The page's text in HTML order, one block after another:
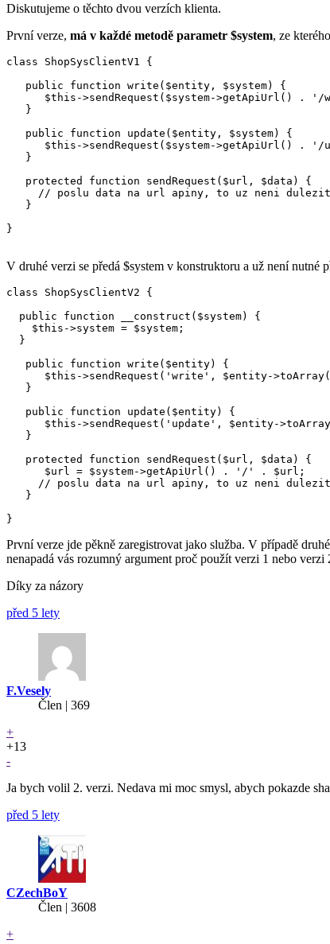
Diskutujeme o těchto dvou verzích klienta.
První verze, má v každé metodě parametr $system, ze
class ShopSysClientV1 {
   public function write($entity, $system) {
$this->sendRequest($system->getApiUrl() . '/
   }
   public function update($entity, $system) {
$this->sendRequest($system->getApiUrl() . '/
   }
   protected function sendRequest($url, $data) {
// poslu data na url apiny, to uz neni
   }
}
V druhé verzi se předá $system v konstruktoru a už není nutné
class ShopSysClientV2 {
  public function __construct($system) {
    $this->system = $system;
  }
   public function write($entity) {
$this->sendRequest('write', $entity-
   }
   public function update($entity) {
$this->sendRequest('update', $entity-
   }
   protected function sendRequest($url, $data) {
      $url = $system->getApiUrl() . '/' . $url;
// poslu data na url apiny, to uz neni
   }
První verze jde pěkně zaregistrovat jako služba. V případě
nenapadá vás rozumný argument proč použít verzi 1 nebo verzi
Díky za názory
před 5 lety
F.Vesely
Člen | 369
+
+13
-
Ja bych volil 2. verzi. Nedava mi moc smysl, abych pokazde
před 5 lety
CZechBoY
Člen | 3608
+